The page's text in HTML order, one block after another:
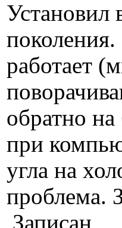
Установил
поколения.
работает
обратно
при
угла на
проблема.
Записан